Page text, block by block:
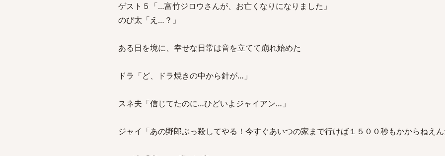
ゲスト５「…富竹ジロウさんが、お亡くなりになりました」
のび太「え…？」
ある日を境に、幸せな日常は音を立てて崩れ始めた
ドラ「ど、ドラ焼きの中から針が…」
スネ夫「信じてたのに…ひどいよジャイアン…」
ジャイ「あの野郎ぶっ殺してやる！今すぐあいつの家まで行けば１５００秒もかからねえ